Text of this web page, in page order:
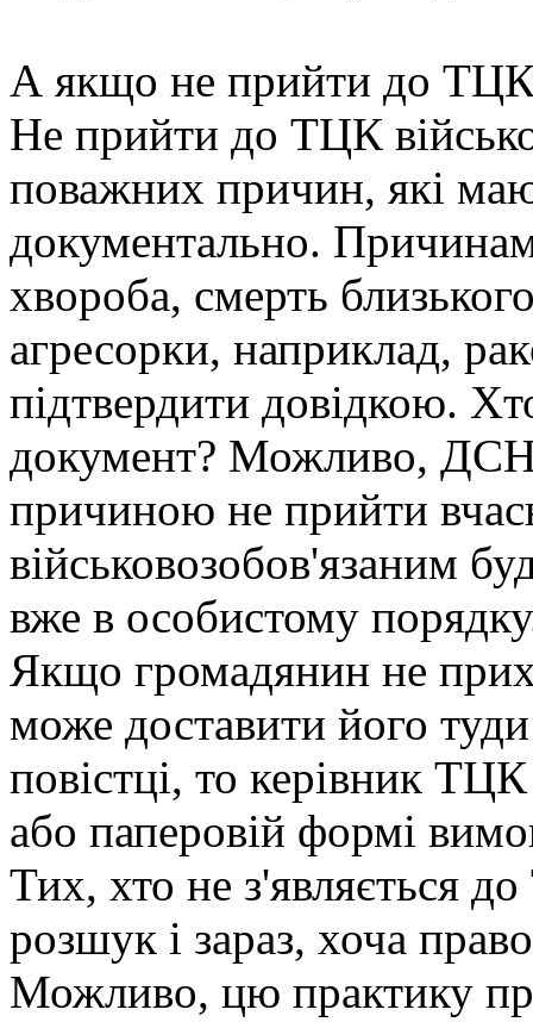
А якщо не прийти до
Не прийти до ТЦК
поважних причин, які
документально.
хвороба, смерть
агресорки, наприклад,
підтвердити довідкою.
документ? Можливо,
причиною не прийти
військовозобов'язаним
вже в особистому
Якщо громадянин не
може доставити його
повістці, то керівник
або паперовій формі
Тих, хто не з'являється
розшук і зараз, хоча
Можливо, цю практику